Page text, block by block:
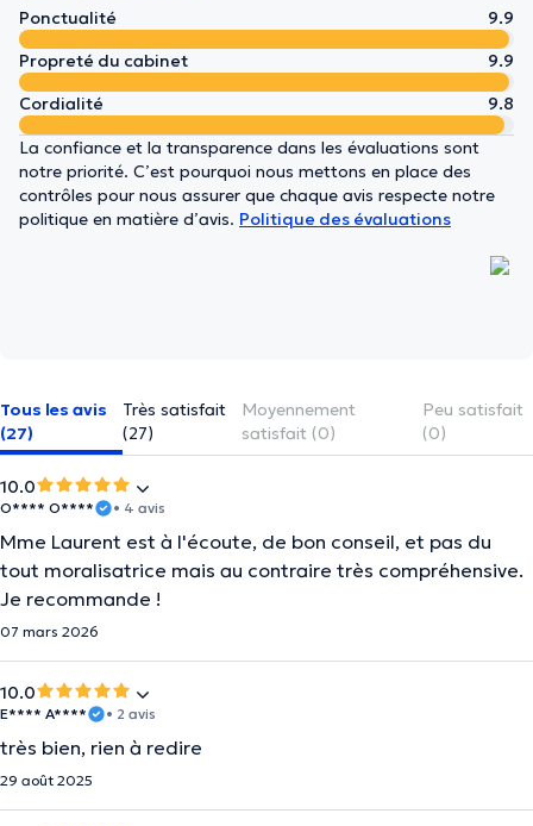
Ponctualité
9.9
Propreté du cabinet
9.9
Cordialité
9.8
La confiance et la transparence dans les évaluations sont
notre priorité. C’est pourquoi nous mettons en place des
contrôles pour nous assurer que chaque avis respecte notre
politique en matière d’avis. Politique des évaluations
Tous les avis
(27)
Très satisfait
(27)
Moyennement
satisfait (0)
Peu satisfait
(0)
10.0
O**** O**** • 4 avis
Mme Laurent est à l'écoute, de bon conseil, et pas du
tout moralisatrice mais au contraire très compréhensive.
Je recommande !
07 mars 2026
10.0
E**** A**** • 2 avis
très bien, rien à redire
29 août 2025